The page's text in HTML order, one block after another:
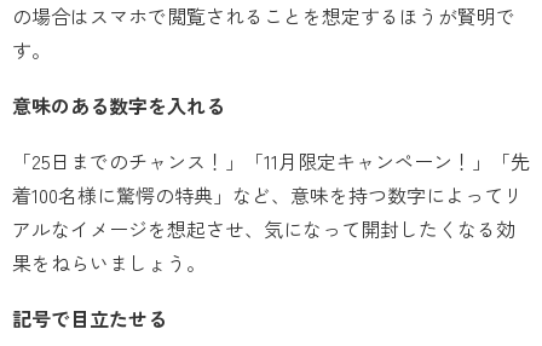
の場合はスマホで閲覧されることを想定するほうが賢明で
す。
意味のある数字を入れる
「25日までのチャンス！」「11月限定キャンペーン！」「先
着100名様に驚愕の特典」など、意味を持つ数字によってリ
アルなイメージを想起させ、気になって開封したくなる効
果をねらいましょう。
記号で目立たせる